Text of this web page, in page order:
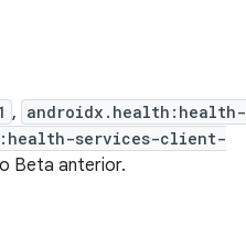
, androidx.health:health-
services-client-
Beta anterior.